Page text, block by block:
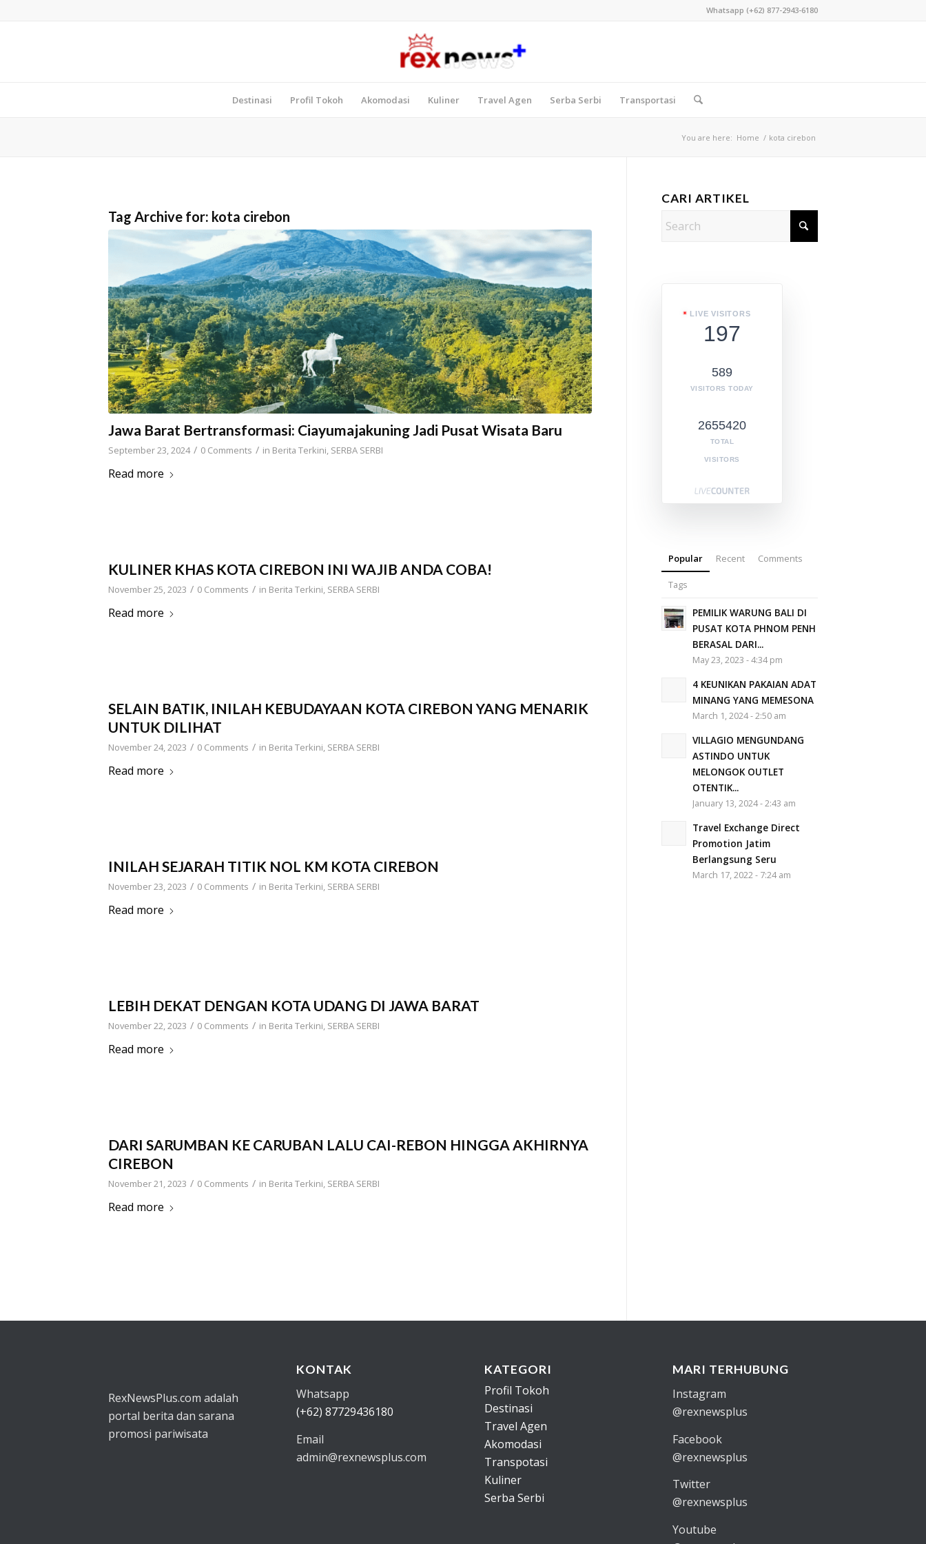
Whatsapp (+62) 877-2943-6180
Destinasi Profil Tokoh Akomodasi Kuliner Travel Agen Serba Serbi Transportasi
You are here: Home / kota cirebon
Tag Archive for: kota cirebon
Jawa Barat Bertransformasi: Ciayumajakuning Jadi Pusat Wisata Baru
September 23, 2024 / 0 Comments / in Berita Terkini, SERBA SERBI
Read more
KULINER KHAS KOTA CIREBON INI WAJIB ANDA COBA!
November 25, 2023 / 0 Comments / in Berita Terkini, SERBA SERBI
Read more
SELAIN BATIK, INILAH KEBUDAYAAN KOTA CIREBON YANG MENARIK
UNTUK DILIHAT
November 24, 2023 / 0 Comments / in Berita Terkini, SERBA SERBI
Read more
INILAH SEJARAH TITIK NOL KM KOTA CIREBON
November 23, 2023 / 0 Comments / in Berita Terkini, SERBA SERBI
Read more
LEBIH DEKAT DENGAN KOTA UDANG DI JAWA BARAT
November 22, 2023 / 0 Comments / in Berita Terkini, SERBA SERBI
Read more
DARI SARUMBAN KE CARUBAN LALU CAI-REBON HINGGA AKHIRNYA
CIREBON
November 21, 2023 / 0 Comments / in Berita Terkini, SERBA SERBI
Read more
CARI ARTIKEL
LIVE VISITORS
197
589
VISITORS TODAY
2655420
TOTAL
VISITORS
Popular Recent Comments
Tags
PEMILIK WARUNG BALI DI
PUSAT KOTA PHNOM PENH
BERASAL DARI...
May 23, 2023 - 4:34 pm
4 KEUNIKAN PAKAIAN ADAT
MINANG YANG MEMESONA
March 1, 2024 - 2:50 am
VILLAGIO MENGUNDANG
ASTINDO UNTUK
MELONGOK OUTLET
OTENTIK...
January 13, 2024 - 2:43 am
Travel Exchange Direct
Promotion Jatim
Berlangsung Seru
March 17, 2022 - 7:24 am
RexNewsPlus.com adalah
portal berita dan sarana
promosi pariwisata
KONTAK
Whatsapp
(+62) 87729436180
Email
admin@rexnewsplus.com
KATEGORI
Profil Tokoh
Destinasi
Travel Agen
Akomodasi
Transpotasi
Kuliner
Serba Serbi
MARI TERHUBUNG
Instagram
@rexnewsplus
Facebook
@rexnewsplus
Twitter
@rexnewsplus
Youtube